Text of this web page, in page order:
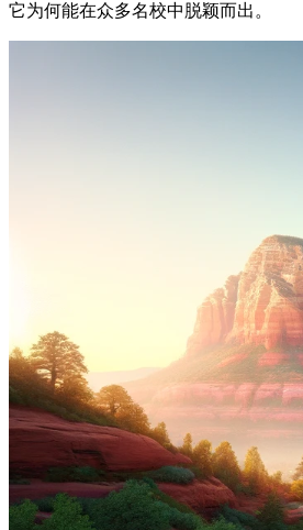
它为何能在众多名校中脱颖而出。